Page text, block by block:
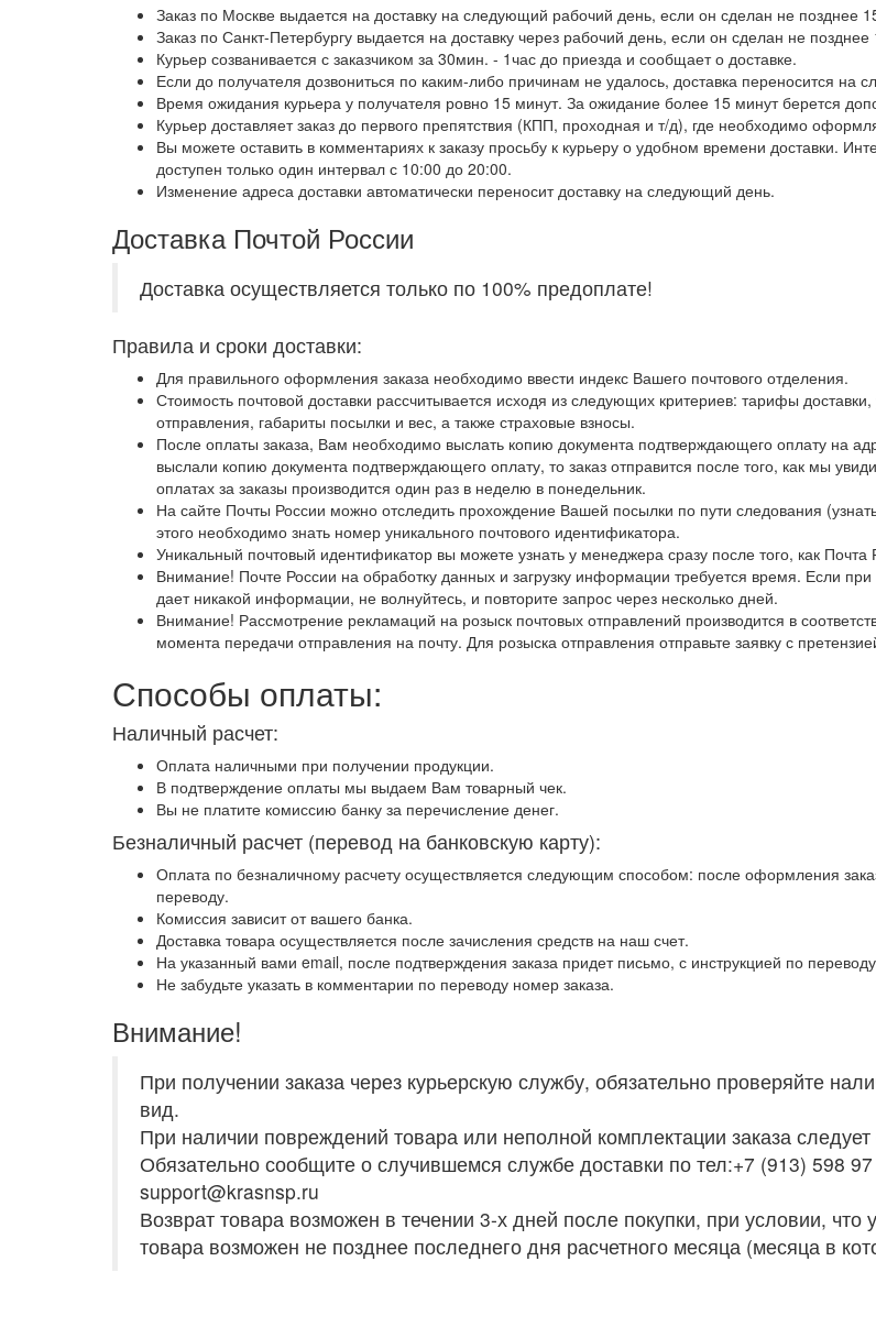
Заказ по Москве выдается на доставку на следующий рабочий день, если он сделан не позднее
Заказ по Санкт-Петербургу выдается на доставку через рабочий день, если он сделан не
Курьер созванивается с заказчиком за 30мин. - 1час до приезда и сообщает о доставке.
Если до получателя дозвониться по каким-либо причинам не удалось, доставка переносится на
Время ожидания курьера у получателя ровно 15 минут. За ожидание более 15 минут берется
Курьер доставляет заказ до первого препятствия (КПП, проходная и т/д), где необходимо
Вы можете оставить в комментариях к заказу просьбу к курьеру о удобном времени доставки.
доступен только один интервал с 10:00 до 20:00.
Изменение адреса доставки автоматически переносит доставку на следующий день.
Доставка Почтой России
Доставка осуществляется только по 100% предоплате!
Правила и сроки доставки:
Для правильного оформления заказа необходимо ввести индекс Вашего почтового отделения.
Стоимость почтовой доставки рассчитывается исходя из следующих критериев: тарифы
отправления, габариты посылки и вес, а также страховые взносы.
После оплаты заказа, Вам необходимо выслать копию документа подтверждающего оплату на
выслали копию документа подтверждающего оплату, то заказ отправится после того, как мы
оплатах за заказы производится один раз в неделю в понедельник.
На сайте Почты России можно отследить прохождение Вашей посылки по пути следования
этого необходимо знать номер уникального почтового идентификатора.
Уникальный почтовый идентификатор вы можете узнать у менеджера сразу после того, как Почта
Внимание! Почте России на обработку данных и загрузку информации требуется время. Если
дает никакой информации, не волнуйтесь, и повторите запрос через несколько дней.
Внимание! Рассмотрение рекламаций на розыск почтовых отправлений производится в
момента передачи отправления на почту. Для розыска отправления отправьте заявку с
Способы оплаты:
Наличный расчет:
Оплата наличными при получении продукции.
В подтверждение оплаты мы выдаем Вам товарный чек.
Вы не платите комиссию банку за перечисление денег.
Безналичный расчет (перевод на банковскую карту):
Оплата по безналичному расчету осуществляется следующим способом: после оформления
переводу.
Комиссия зависит от вашего банка.
Доставка товара осуществляется после зачисления средств на наш счет.
На указанный вами email, после подтверждения заказа придет письмо, с инструкцией по
Не забудьте указать в комментарии по переводу номер заказа.
Внимание!
При получении заказа через курьерскую службу, обязательно проверяйте
вид.
При наличии повреждений товара или неполной комплектации заказа
Обязательно сообщите о случившемся службе доставки по тел:+7 (913) 598
support@krasnsp.ru
Возврат товара возможен в течении 3-х дней после покупки, при условии,
товара возможен не позднее последнего дня расчетного месяца (месяца в